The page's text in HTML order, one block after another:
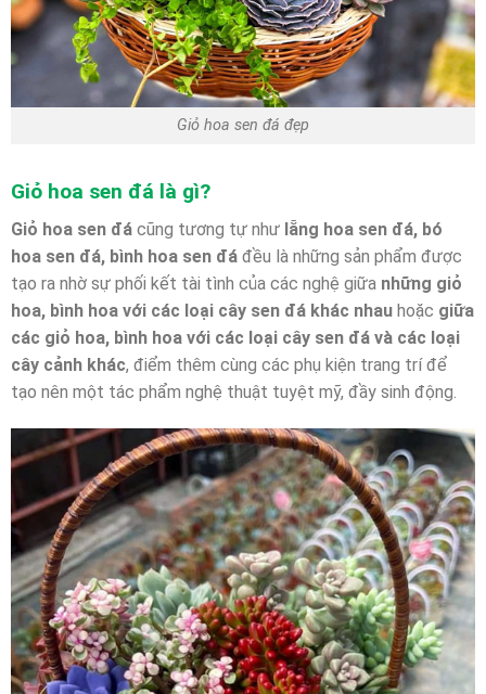
Giỏ hoa sen đá đẹp
Giỏ hoa sen đá là gì?
Giỏ hoa sen đá cũng tương tự như lẵng hoa sen đá, bó
hoa sen đá, bình hoa sen đá đều là những sản phẩm được
tạo ra nhờ sự phối kết tài tình của các nghệ giữa những giỏ
hoa, bình hoa với các loại cây sen đá khác nhau hoặc giữa
các giỏ hoa, bình hoa với các loại cây sen đá và các loại
cây cảnh khác, điểm thêm cùng các phụ kiện trang trí để
tạo nên một tác phẩm nghệ thuật tuyệt mỹ, đầy sinh động.